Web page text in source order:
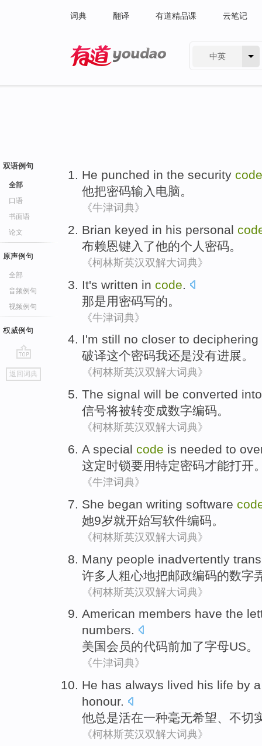
词典 翻译 有道精品课 云笔记
中英
双语例句
全部
口语
书面语
论文
原声例句
全部
音频例句
视频例句
权威例句
go
top
返回词典
He punched in the security code
他把密码输入 电脑。
《牛津词典》
Brian keyed in his personal
布赖恩键入 了他的个人 密码。
《柯林斯英汉双解大词典》
It's written in code
那是用密码写的。
《牛津词典》
I'm still no closer to deciphering
破译这个密码我还是没有进展。
《柯林斯英汉双解大词典》
The signal will be converted
信号将被转变成数字编码。
《柯林斯英汉双解大词典》
A special code is needed to
这定时锁要用特定密码才能打开
《牛津词典》
She began writing software
她9岁就开始写软件编码。
《柯林斯英汉双解大词典》
Many people inadvertently
许多 人 粗心地把邮政编码的数字
《柯林斯英汉双解大词典》
American members have the
numbers.
美国会员的代码前加了字母US。
《牛津词典》
He has always lived his life by a
honour.
他总是活在一种毫无希望、不切
《柯林斯英汉双解大词典》